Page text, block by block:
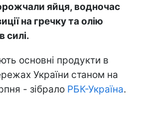
яйця, водночас
на гречку та олію
силі.
основні продукти в
України станом на
- зібрало РБК-Україна.